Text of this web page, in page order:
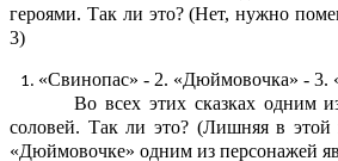
героями. Так ли это? (Нет, нужно
3)
«Свинопас» - 2. «Дюймовочка» - 3.
Во всех этих сказках одним из
соловей. Так ли это? (Лишняя в
«Дюймовочке» одним из персонажей